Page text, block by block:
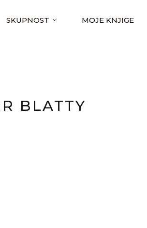
SKUPNOST MOJE KNJIGE
BLATTY